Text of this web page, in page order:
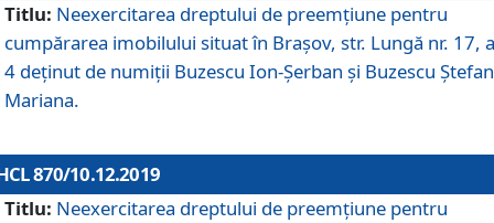
Titlu: Neexercitarea dreptului de preemţiune pentru
cumpărarea imobilului situat în Braşov, str. Lungă nr. 17,
4 deţinut de numiţii Buzescu Ion-Şerban și Buzescu
Mariana.
870/10.12.2019
Titlu: Neexercitarea dreptului de preemţiune pentru